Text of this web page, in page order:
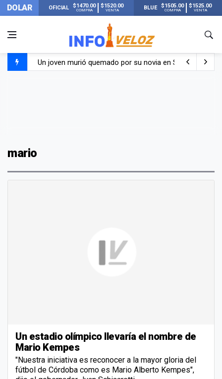
DOLAR OFICIAL $1470.00
COMPRA
$1520.00
VENTA BLUE $1505.00
COMPRA
$1525.00
VENTA
Un joven murió quemado por su novia en San Luis:
mario
Un estadio olímpico llevaría el nombre de
Mario Kempes
"Nuestra iniciativa es reconocer a la mayor gloria del
fútbol de Córdoba como es Mario Alberto Kempes",